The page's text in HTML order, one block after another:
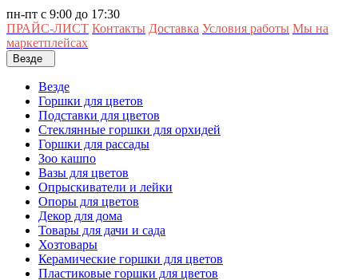
пн-пт с 9:00 до 17:30
ПРАЙС-ЛИСТ Контакты Доставка Условия работы Мы на
маркетплейсах
Везде
Везде
Горшки для цветов
Подставки для цветов
Стеклянные горшки для орхидей
Горшки для рассады
Зоо кашпо
Вазы для цветов
Опрыскиватели и лейки
Опоры для цветов
Декор для дома
Товары для дачи и сада
Хозтовары
Керамические горшки для цветов
Пластиковые горшки для цветов